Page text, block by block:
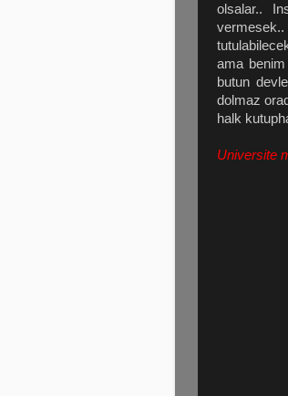
olsalar..
ama
butun
dolmaz
halk
Universite